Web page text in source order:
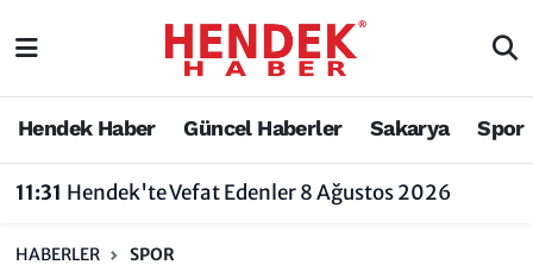
Hendek Haber Güncel Haberler Sakarya Spor
11:31 Hendek'te Vefat Edenler 8 Ağustos 2026
HABERLER SPOR
Hendek Haber
Hendek Haber
Sakarya Nöbetçi Eczaneler
Sakarya Trafik Yoğunluk Haritası